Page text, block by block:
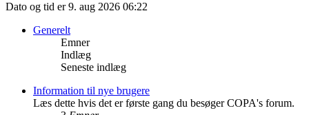
Dato og tid er 9. aug 2026 06:22
Generelt
Emner
Indlæg
Seneste indlæg
Information til nye brugere
Læs dette hvis det er første gang du besøger COPA's forum.